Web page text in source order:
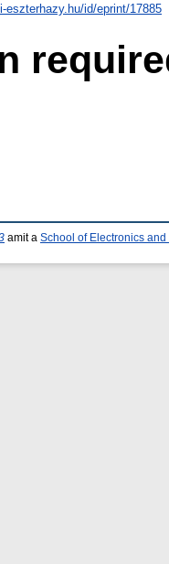
eszterhazy.hu/id/eprint/17885
amit a School of Electronics